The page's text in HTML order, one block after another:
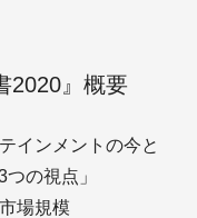
2020』概要
ンメントの今と
の視点」
場規模